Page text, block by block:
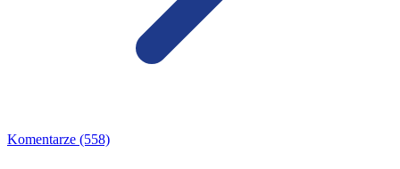
Komentarze (558)